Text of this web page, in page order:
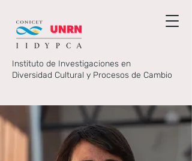
Instituto de Investigaciones en
Diversidad Cultural y Procesos de Cambio